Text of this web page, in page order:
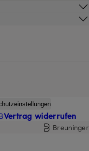
Vertrag widerrufen
Breuninger